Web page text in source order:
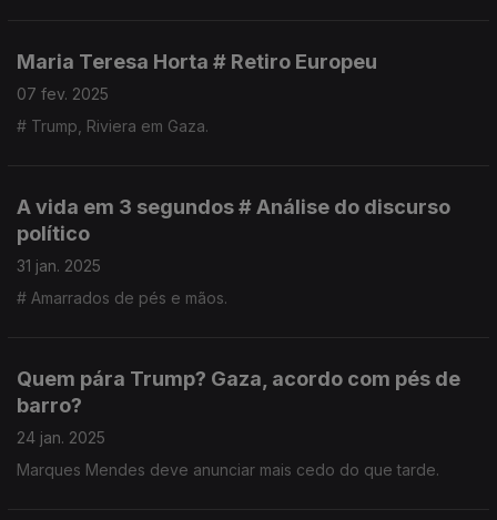
Maria Teresa Horta # Retiro Europeu
07 fev. 2025
# Trump, Riviera em Gaza.
A vida em 3 segundos # Análise do discurso
político
31 jan. 2025
# Amarrados de pés e mãos.
Quem pára Trump? Gaza, acordo com pés de
barro?
24 jan. 2025
Marques Mendes deve anunciar mais cedo do que tarde.